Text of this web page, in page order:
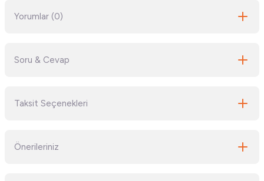
Yorumlar (0)
Soru & Cevap
Taksit Seçenekleri
Önerileriniz